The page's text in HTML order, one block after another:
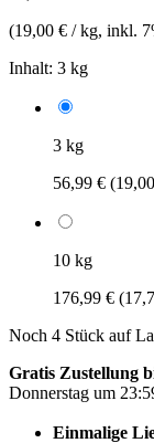
(19,00 € / kg, inkl.
Inhalt: 3 kg
3 kg
56,99 €
10 kg
176,99 €
Noch 4 Stück auf
Gratis Zustellung
Donnerstag um
Einmalige